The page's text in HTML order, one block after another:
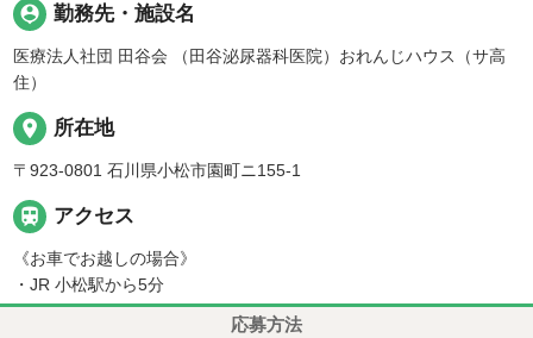
person_pin 勤務先・施設名
医療法人社団 田谷会 （田谷泌尿器科医院）おれんじハウス（サ高
住）
place 所在地
〒923-0801 石川県小松市園町ニ155-1
 アクセス
《お車でお越しの場合》
・JR 小松駅から5分
応募方法